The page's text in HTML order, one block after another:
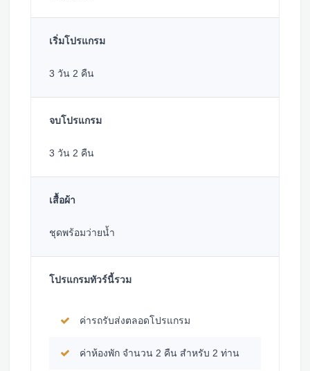
เริ่มโปรแกรม
3 วัน 2 คืน
จบโปรแกรม
3 วัน 2 คืน
เสื้อผ้า
ชุดพร้อมว่ายน้ำ
โปรแกรมทัวร์นี้รวม
ค่ารถรับส่งตลอดโปรแกรม
ค่าห้องพัก จำนวน 2 คืน สำหรับ 2 ท่าน